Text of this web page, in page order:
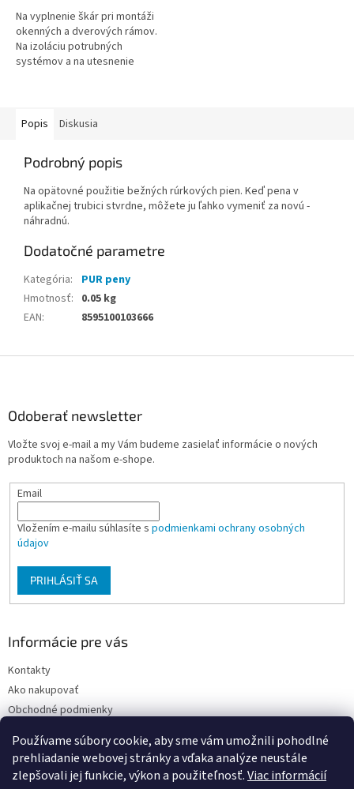
Používame súbory cookie, aby sme vám umožnili pohodlné
prehliadanie webovej stránky a vďaka analýze neustále
zlepšovali jej funkcie, výkon a použiteľnosť.Viac informácií
Na vyplnenie škár pri montáži
okenných a dverových rámov.
Na izoláciu potrubných
systémov a na utesnenie
Popis
Diskusia
Podrobný popis
Na opätovné použitie bežných rúrkových pien. Keď pena v
aplikačnej trubici stvrdne, môžete ju ľahko vymeniť za novú -
náhradnú.
Dodatočné parametre
Kategória:
PUR peny
Hmotnosť: 0.05 kg
EAN: 8595100103666
Odoberať newsletter
Vložte svoj e-mail a my Vám budeme zasielať informácie o nových
produktoch na našom e-shope.
Email
Vložením e-mailu súhlasíte s podmienkami ochrany osobných
údajov
PRIHLÁSIŤ SA
Informácie pre vás
Kontakty
Ako nakupovať
Obchodné podmienky
Moja objednávka